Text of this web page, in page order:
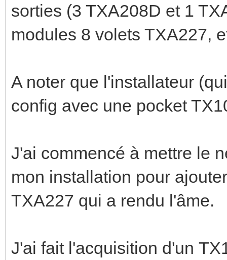
sorties (3 TXA208D et 1
modules 8 volets TXA227,
A noter que l'installateur
config avec une pocket
J'ai commencé à mettre le
mon installation pour
TXA227 qui a rendu l'âme.
J'ai fait l'acquisition d'un